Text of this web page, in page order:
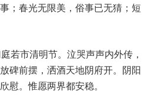
；春光无限美，俗事已无猜；短
若市清明节。泣哭声声内外传，
碑前摆，洒酒天地阴府开。阴阳
慰。惟愿两界都安稳。